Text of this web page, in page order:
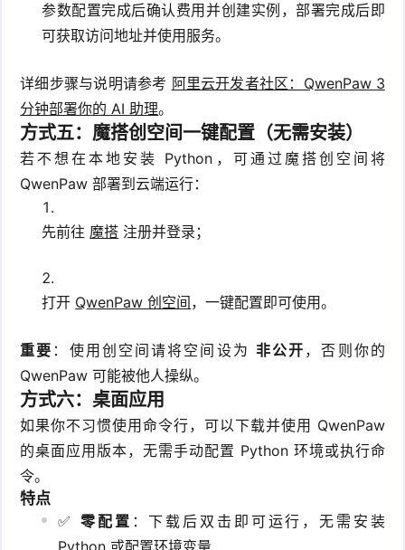
参数配置完成后确认费用并创建实例，部署完成后即
可获取访问地址并使用服务。
详细步骤与说明请参考 阿里云开发者社区：QwenPaw 3
分钟部署你的 AI 助理。
方式五：魔搭创空间一键配置（无需安装）
若不想在本地安装 Python，可通过魔搭创空间将
QwenPaw 部署到云端运行：
先前往 魔搭 注册并登录；
打开 QwenPaw 创空间 ，一键配置即可使用。
重要 ：使用创空间请将空间设为 非公开 ，否则你的
QwenPaw 可能被他人操纵。
方式六：桌面应用
如果你不习惯使用命令行，可以下载并使用 QwenPaw
的桌面应用版本，无需手动配置 Python 环境或执行命
令。
特点
✅ 零配置 ：下载后双击即可运行，无需安装